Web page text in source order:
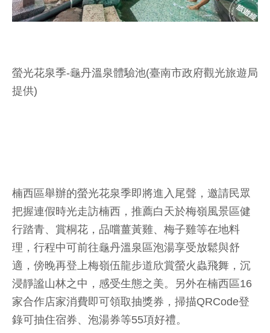
螢光花泉季-龜丹溫泉體驗池(臺南市政府觀光旅遊局
提供)
楠西區舉辦的螢光花泉季即將進入尾聲，邀請民眾
把握連假時光走訪楠西，推薦白天於梅嶺風景區健
行踏青、賞桐花，品嚐薑黃雞、梅子雞等在地料
理，行程中可前往龜丹溫泉區泡湯享受放鬆與舒
適，傍晚再登上梅嶺伍龍步道欣賞螢火蟲飛舞，沉
浸靜謐山林之中，感受生態之美。另外在楠西區16
家合作店家消費即可領取抽獎券，掃描QRCode登
錄可抽住宿券、泡湯券等55項好禮。